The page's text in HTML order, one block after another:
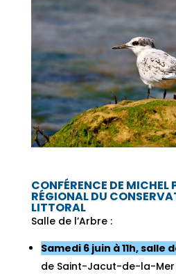
CONFÉRENCE DE MICHEL
RÉGIONAL DU
LITTORAL
Salle de l’Arbre :
Samedi 6 juin à 11h, salle
de Saint-Jacut-de-la-Mer